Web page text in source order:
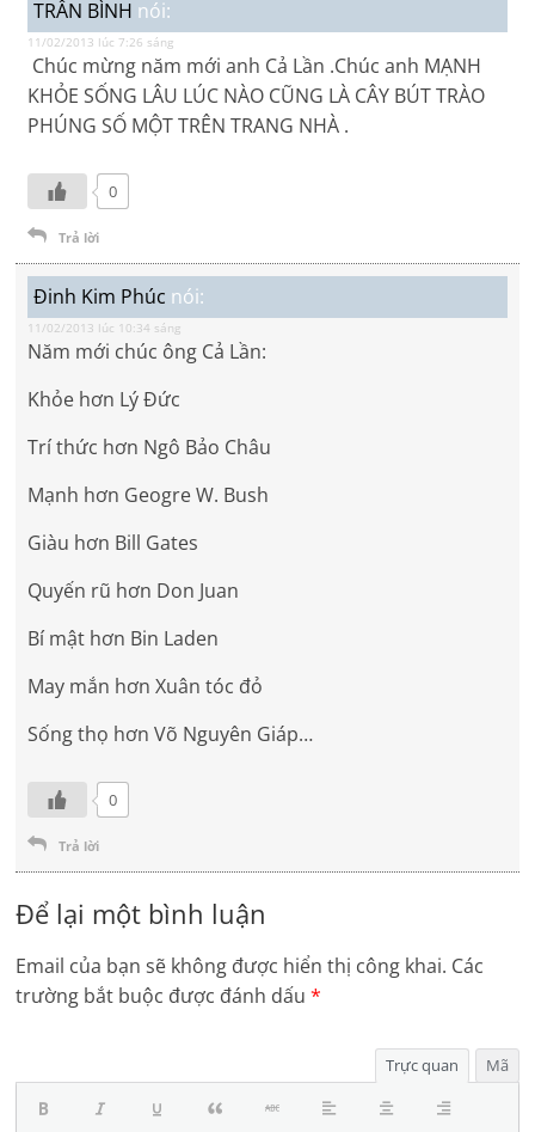
TRẦN BÌNH nói:
11/02/2013 lúc 7:26 sáng
Chúc mừng năm mới anh Cả Lần .Chúc anh MẠNH
KHỎE SỐNG LÂU LÚC NÀO CŨNG LÀ CÂY BÚT TRÀO
PHÚNG SỐ MỘT TRÊN TRANG NHÀ .
0
Trả lời
Đinh Kim Phúc nói:
11/02/2013 lúc 10:34 sáng
Năm mới chúc ông Cả Lần:
Khỏe hơn Lý Đức
Trí thức hơn Ngô Bảo Châu
Mạnh hơn Geogre W. Bush
Giàu hơn Bill Gates
Quyến rũ hơn Don Juan
Bí mật hơn Bin Laden
May mắn hơn Xuân tóc đỏ
Sống thọ hơn Võ Nguyên Giáp…
0
Trả lời
Để lại một bình luận
Email của bạn sẽ không được hiển thị công khai. Các
trường bắt buộc được đánh dấu*
Trực quan Mã